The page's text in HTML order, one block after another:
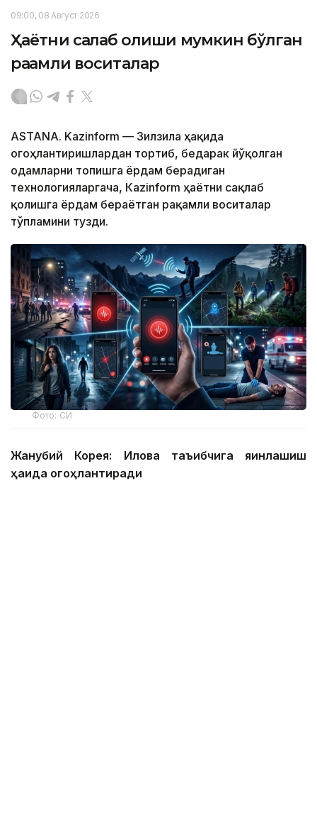
09:00, 08 Август 2026
Ҳаётни сақлаб қолиши мумкин бўлган
рақамли воситалар
ASTANA. Kazinform — Зилзила ҳақида
огоҳлантиришлардан тортиб, бедарак йўқолган
одамларни топишга ёрдам берадиган
технологияларгача, Кazinform ҳаётни сақлаб
қолишга ёрдам бераётган рақамли воситалар
тўпламини тузди.
Фото: СИ
Жанубий Корея: Илова таъқибчига яқинлашиш
ҳақида огоҳлантиради